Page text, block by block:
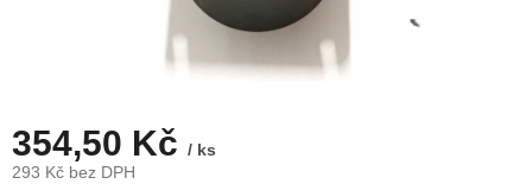
354,50 Kč / ks
293 Kč bez DPH